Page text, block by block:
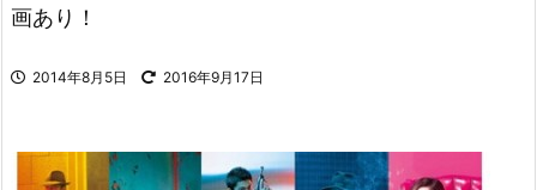
画あり！
2014年8月5日 2016年9月17日